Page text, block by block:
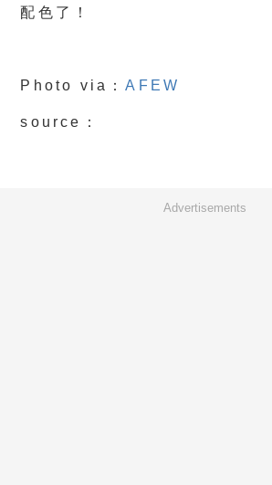
配色了！
Photo via：AFEW
source：
Advertisements